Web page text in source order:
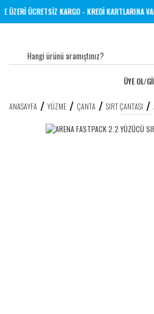
VE ÜZERİ ÜCRETSİZ KARGO - KREDİ
ÜYE OL/
ANASAYFA YÜZME ÇANTA SIRT ÇANTASI